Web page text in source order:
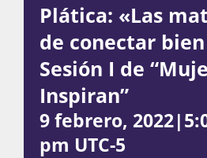
Bienvenida
Plática: «Las
de conectar
Sesión I de
Inspiran”
9 febrero,
pm UTC-5